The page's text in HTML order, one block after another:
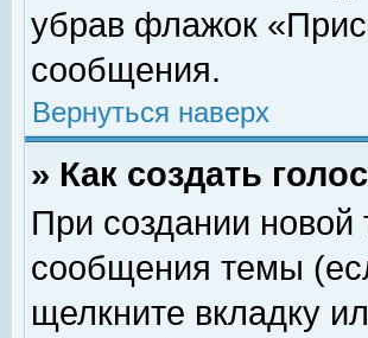
убрав флажок
сообщения.
Вернуться наверх
» Как создать
При создании новой
сообщения темы
щелкните вкладку